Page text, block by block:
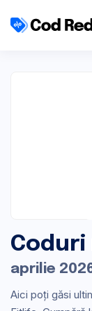
aprilie
Aici poți găsi